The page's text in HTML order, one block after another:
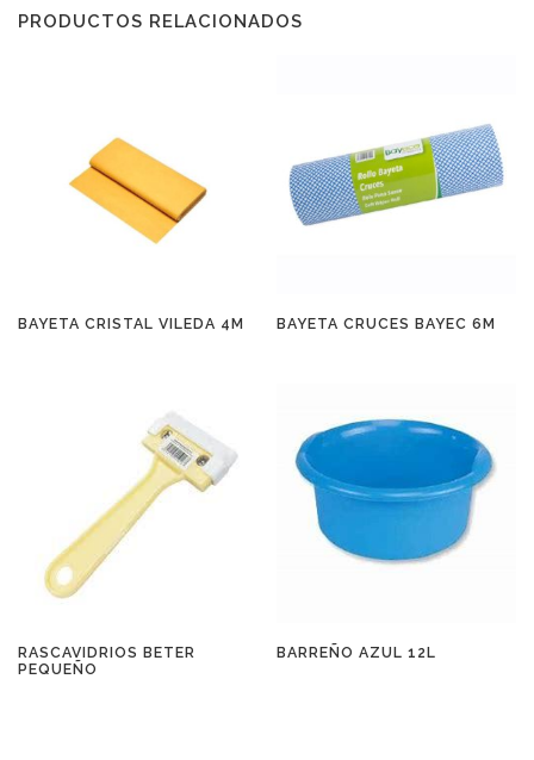
PRODUCTOS RELACIONADOS
BAYETA CRISTAL VILEDA 4M BAYETA CRUCES BAYEC 6M
RASCAVIDRIOS BETER
PEQUEÑO
BARREÑO AZUL 12L